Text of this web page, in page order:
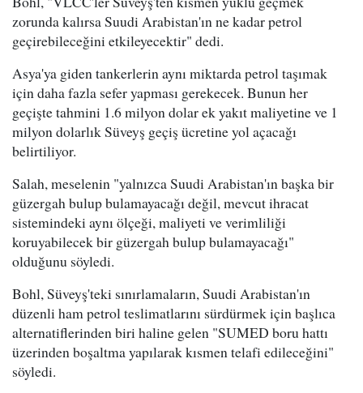
zorunda kalırsa Suudi Arabistan'ın ne kadar petrol
geçirebileceğini etkileyecektir" dedi.
Asya'ya giden tankerlerin aynı miktarda petrol taşımak
için daha fazla sefer yapması gerekecek. Bunun her
geçişte tahmini 1.6 milyon dolar ek yakıt maliyetine ve 1
milyon dolarlık Süveyş geçiş ücretine yol açacağı
belirtiliyor.
Salah, meselenin "yalnızca Suudi Arabistan'ın başka bir
güzergah bulup bulamayacağı değil, mevcut ihracat
sistemindeki aynı ölçeği, maliyeti ve verimliliği
koruyabilecek bir güzergah bulup bulamayacağı"
olduğunu söyledi.
Bohl, Süveyş'teki sınırlamaların, Suudi Arabistan'ın
düzenli ham petrol teslimatlarını sürdürmek için başlıca
alternatiflerinden biri haline gelen "SUMED boru hattı
üzerinden boşaltma yapılarak kısmen telafi edileceğini"
söyledi.